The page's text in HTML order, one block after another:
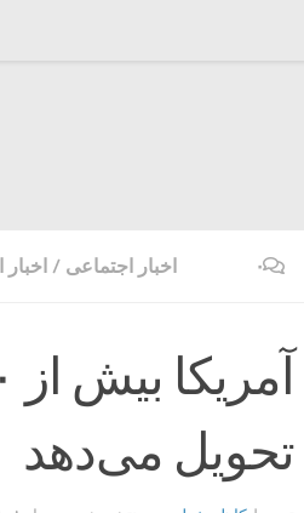
اخبار اجتماعی / ۰
تحویل می‌دهد